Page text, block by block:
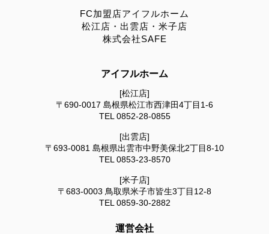
FC加盟店アイフルホーム
松江店・出雲店・米子店
株式会社SAFE
アイフルホーム
[松江店]
〒690-0017 島根県松江市西津田4丁目1-6
TEL 0852-28-0855
[出雲店]
〒693-0081 島根県出雲市中野美保北2丁目8-10
TEL 0853-23-8570
[米子店]
〒683-0003 鳥取県米子市皆生3丁目12-8
TEL 0859-30-2882
運営会社